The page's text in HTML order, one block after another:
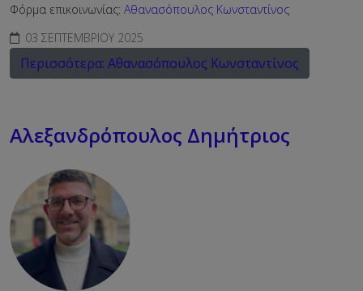
Φόρμα επικοινωνίας: Αθανασόπουλος Κωνσταντίνος
03 ΣΕΠΤΕΜΒΡΊΟΥ 2025
Περισσότερα: Αθανασόπουλος Κωνσταντίνος
Αλεξανδρόπουλος Δημήτριος